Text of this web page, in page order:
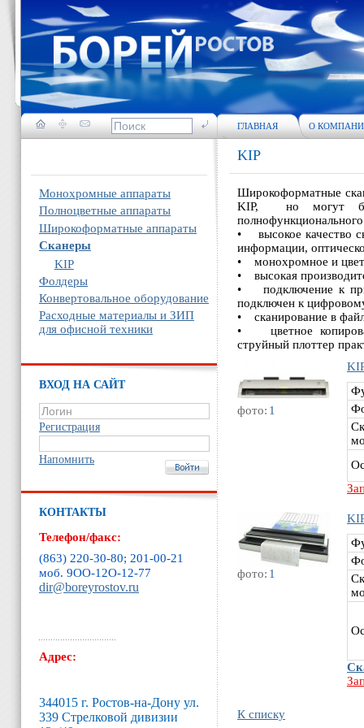
Монохромные аппараты
Полноцветные аппараты
Широкоформатные аппараты
Сканеры
KIP
Фолдеры
Конвертовальное оборудование
Расходные материалы и ЗИП
для офисной техники
ВХОД НА САЙТ
Регистрация
Напомнить
КОНТАКТЫ
Телефон/факс:
(863) 220-30-80; 201-00-21
моб. 9ОО-12O-12-77
dir@boreyrostov.ru
Адрес:
344015 г. Ростов-на-Дону ул.
339 Стрелковой дивизии
ГЛАВНАЯ О
KIP
Широкоформатные
KIP, но могут
• высокое качество
информации,
• монохромное и
• высокая
• подключение к
подключен к
• сканирование в
• цветное
струйный плоттер
фото: 1
фото: 1
К списку